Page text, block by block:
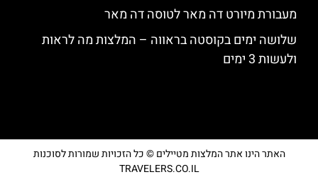
מעבורת מיורט דה מאר לטוסה דה מאר
שלושה ימים בקוסטה בראווה – המלצות מה לראות
ולעשות 3 ימים
האתר הינו אתר המלצות מטיילים © כל הזכויות שמורות לסוכנות
TRAVELERS.CO.IL